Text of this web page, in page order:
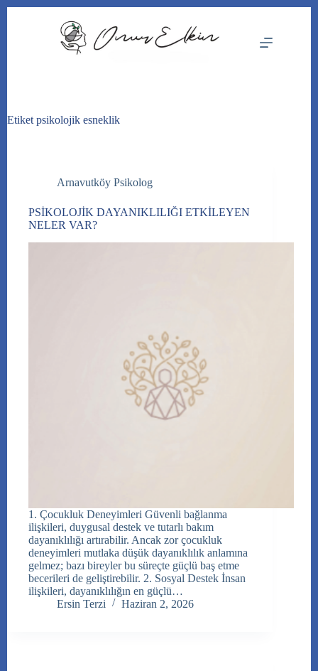
Etiket psikolojik esneklik
Arnavutköy Psikolog
PSİKOLOJİK DAYANIKLILIĞI ETKİLEYEN
NELER VAR?
1. Çocukluk Deneyimleri Güvenli bağlanma
ilişkileri, duygusal destek ve tutarlı bakım
dayanıklılığı artırabilir. Ancak zor çocukluk
deneyimleri mutlaka düşük dayanıklılık anlamına
gelmez; bazı bireyler bu süreçte güçlü baş etme
becerileri de geliştirebilir. 2. Sosyal Destek İnsan
ilişkileri, dayanıklılığın en güçlü…
Ersin Terzi
Haziran 2, 2026